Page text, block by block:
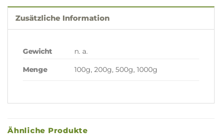
Zusätzliche Information
Gewicht n. a.
Menge 100g, 200g, 500g, 1000g
Ähnliche Produkte